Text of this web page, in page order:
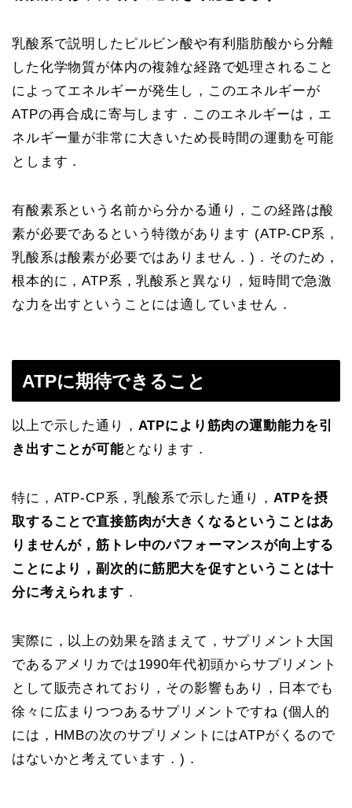
乳酸系で説明したピルビン酸や有利脂肪酸から分離
した化学物質が体内の複雑な経路で処理されること
によってエネルギーが発生し，このエネルギーが
ATPの再合成に寄与します．このエネルギーは，エ
ネルギー量が非常に大きいため長時間の運動を可能
とします．
有酸素系という名前から分かる通り，この経路は酸
素が必要であるという特徴があります (ATP-CP系，
乳酸系は酸素が必要ではありません．)．そのため，
根本的に，ATP系，乳酸系と異なり，短時間で急激
な力を出すということには適していません．
ATPに期待できること
以上で示した通り， ATPにより筋肉の運動能力を引
き出すことが可能となります．
特に，ATP-CP系，乳酸系で示した通り， ATPを摂
取することで直接筋肉が大きくなるということはあ
りませんが，筋トレ中のパフォーマンスが向上する
ことにより，副次的に筋肥大を促すということは十
分に考えられます ．
実際に，以上の効果を踏まえて，サプリメント大国
であるアメリカでは1990年代初頭からサプリメント
として販売されており，その影響もあり，日本でも
徐々に広まりつつあるサプリメントですね (個人的
には，HMBの次のサプリメントにはATPがくるので
はないかと考えています．)．